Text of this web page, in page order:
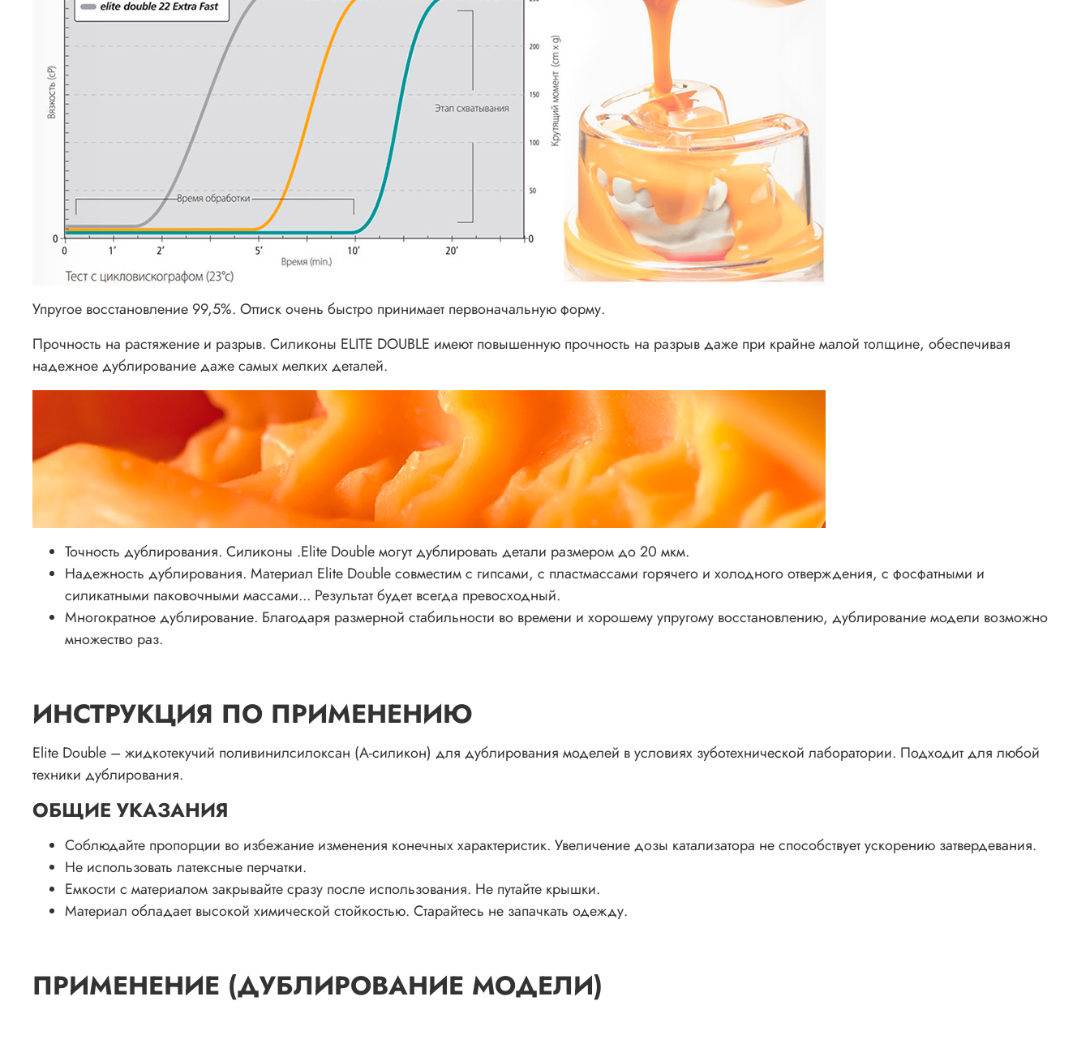
Упругое восстановление 99,5%. Оттиск очень быстро принимает первоначальную форму.
Прочность на растяжение и разрыв. Силиконы ELITE DOUBLE имеют повышенную прочность на разрыв даже при крайне малой толщине, обеспечивая
надежное дублирование даже самых мелких деталей.
Точность дублирования. Силиконы .Elite Double могут дублировать детали размером до 20 мкм.
Надежность дублирования. Материал Elite Double совместим с гипсами, с пластмассами горячего и холодного отверждения, с фосфатными и
силикатными паковочными массами... Результат будет всегда превосходный.
Многократное дублирование. Благодаря размерной стабильности во времени и хорошему упругому восстановлению, дублирование модели возможно
множество раз.
ИНСТРУКЦИЯ ПО ПРИМЕНЕНИЮ
Elite Double – жидкотекучий поливинилсилоксан (А-силикон) для дублирования моделей в условиях зуботехнической лаборатории. Подходит для любой
техники дублирования.
ОБЩИЕ УКАЗАНИЯ
Соблюдайте пропорции во избежание изменения конечных характеристик. Увеличение дозы катализатора не способствует ускорению затвердевания.
Не использовать латексные перчатки.
Емкости с материалом закрывайте сразу после использования. Не путайте крышки.
Материал обладает высокой химической стойкостью. Старайтесь не запачкать одежду.
ПРИМЕНЕНИЕ (ДУБЛИРОВАНИЕ МОДЕЛИ)